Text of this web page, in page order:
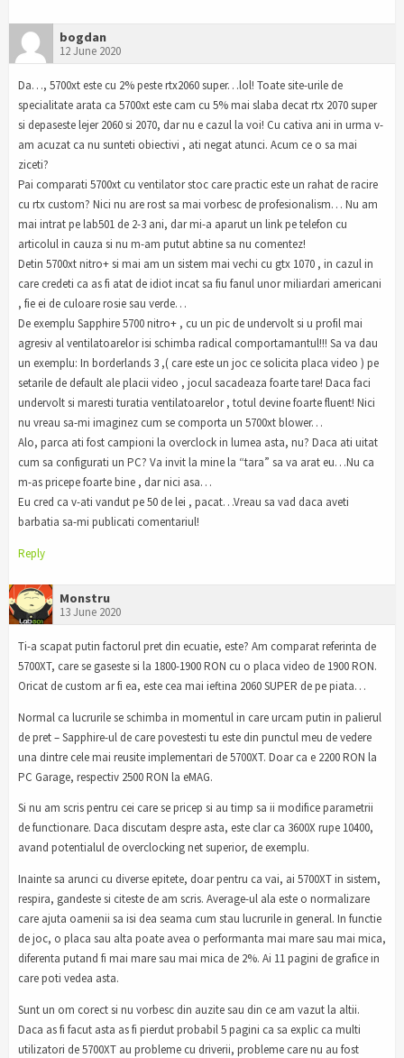
bogdan
12 June 2020
Da…, 5700xt este cu 2% peste rtx2060 super…lol! Toate site-urile de
specialitate arata ca 5700xt este cam cu 5% mai slaba decat rtx 2070 super
si depaseste lejer 2060 si 2070, dar nu e cazul la voi! Cu cativa ani in urma v-
am acuzat ca nu sunteti obiectivi , ati negat atunci. Acum ce o sa mai
ziceti?
Pai comparati 5700xt cu ventilator stoc care practic este un rahat de racire
cu rtx custom? Nici nu are rost sa mai vorbesc de profesionalism… Nu am
mai intrat pe lab501 de 2-3 ani, dar mi-a aparut un link pe telefon cu
articolul in cauza si nu m-am putut abtine sa nu comentez!
Detin 5700xt nitro+ si mai am un sistem mai vechi cu gtx 1070 , in cazul in
care credeti ca as fi atat de idiot incat sa fiu fanul unor miliardari americani
, fie ei de culoare rosie sau verde…
De exemplu Sapphire 5700 nitro+ , cu un pic de undervolt si u profil mai
agresiv al ventilatoarelor isi schimba radical comportamantul!!! Sa va dau
un exemplu: In borderlands 3 ,( care este un joc ce solicita placa video ) pe
setarile de default ale placii video , jocul sacadeaza foarte tare! Daca faci
undervolt si maresti turatia ventilatoarelor , totul devine foarte fluent! Nici
nu vreau sa-mi imaginez cum se comporta un 5700xt blower…
Alo, parca ati fost campioni la overclock in lumea asta, nu? Daca ati uitat
cum sa configurati un PC? Va invit la mine la “tara” sa va arat eu…Nu ca
m-as pricepe foarte bine , dar nici asa…
Eu cred ca v-ati vandut pe 50 de lei , pacat…Vreau sa vad daca aveti
barbatia sa-mi publicati comentariul!
Reply
Monstru
13 June 2020
Ti-a scapat putin factorul pret din ecuatie, este? Am comparat referinta de
5700XT, care se gaseste si la 1800-1900 RON cu o placa video de 1900 RON.
Oricat de custom ar fi ea, este cea mai ieftina 2060 SUPER de pe piata…
Normal ca lucrurile se schimba in momentul in care urcam putin in palierul
de pret – Sapphire-ul de care povestesti tu este din punctul meu de vedere
una dintre cele mai reusite implementari de 5700XT. Doar ca e 2200 RON la
PC Garage, respectiv 2500 RON la eMAG.
Si nu am scris pentru cei care se pricep si au timp sa ii modifice parametrii
de functionare. Daca discutam despre asta, este clar ca 3600X rupe 10400,
avand potentialul de overclocking net superior, de exemplu.
Inainte sa arunci cu diverse epitete, doar pentru ca vai, ai 5700XT in sistem,
respira, gandeste si citeste de am scris. Average-ul ala este o normalizare
care ajuta oamenii sa isi dea seama cum stau lucrurile in general. In functie
de joc, o placa sau alta poate avea o performanta mai mare sau mai mica,
diferenta putand fi mai mare sau mai mica de 2%. Ai 11 pagini de grafice in
care poti vedea asta.
Sunt un om corect si nu vorbesc din auzite sau din ce am vazut la altii.
Daca as fi facut asta as fi pierdut probabil 5 pagini ca sa explic ca multi
utilizatori de 5700XT au probleme cu driverii, probleme care nu au fost